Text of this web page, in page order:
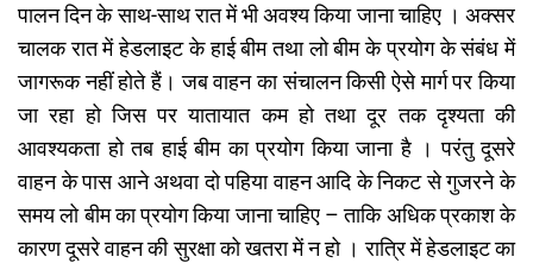
पालन दिन के साथ-साथ रात में भी अवश्य किया जाना चाहिए । अक्सर
चालक रात में हेडलाइट के हाई बीम तथा लो बीम के प्रयोग के संबंध में
जागरूक नहीं होते हैं। जब वाहन का संचालन किसी ऐसे मार्ग पर किया
जा रहा हो जिस पर यातायात कम हो तथा दूर तक दृश्यता की
आवश्यकता हो तब हाई बीम का प्रयोग किया जाना है । परंतु दूसरे
वाहन के पास आने अथवा दो पहिया वाहन आदि के निकट से गुजरने के
समय लो बीम का प्रयोग किया जाना चाहिए – ताकि अधिक प्रकाश के
कारण दूसरे वाहन की सुरक्षा को खतरा में न हो । रात्रि में हेडलाइट का